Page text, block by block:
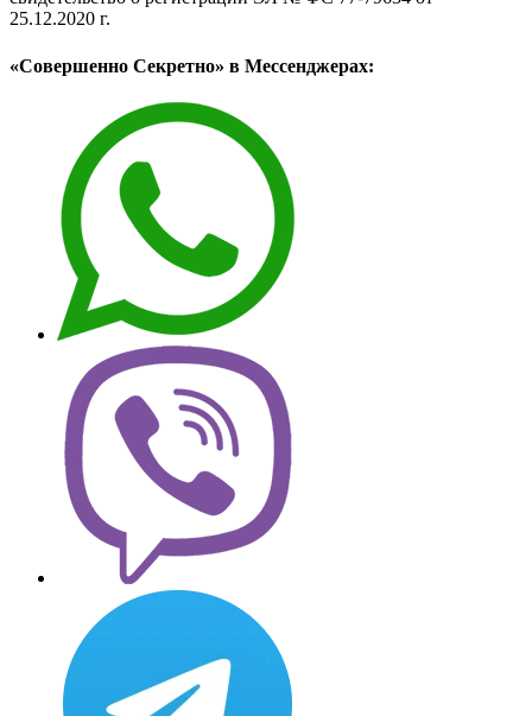
25.12.2020 г.
«Совершенно Секретно» в Мессенджерах: